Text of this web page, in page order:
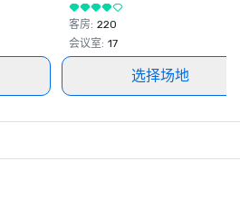
客房: 220
会议室: 17
选择场地